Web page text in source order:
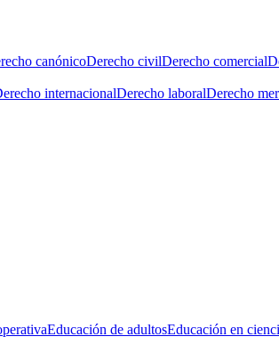
canónicoDerecho civilDerecho comercial
internacionalDerecho laboralDerecho
Educación de adultosEducación en